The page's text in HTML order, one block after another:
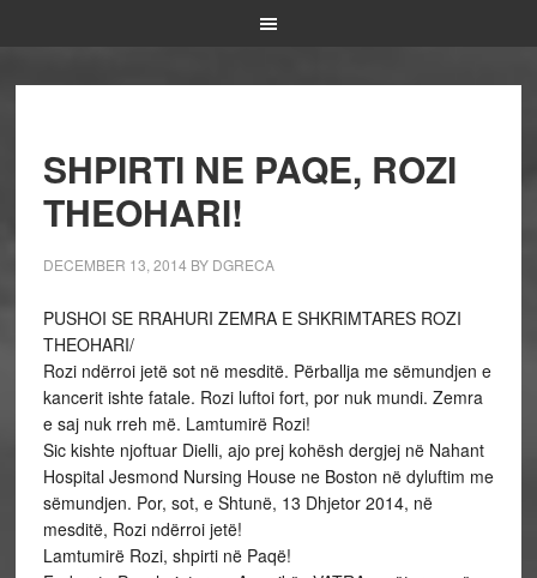
SHPIRTI NE PAQE, ROZI
THEOHARI!
DECEMBER 13, 2014 BY DGRECA
PUSHOI SE RRAHURI ZEMRA E SHKRIMTARES ROZI
THEOHARI/
Rozi ndërroi jetë sot në mesditë. Përballja me sëmundjen e
kancerit ishte fatale. Rozi luftoi fort, por nuk mundi. Zemra
e saj nuk rreh më. Lamtumirë Rozi!
Sic kishte njoftuar Dielli, ajo prej kohësh dergjej në Nahant
Hospital Jesmond Nursing House ne Boston në dyluftim me
sëmundjen. Por, sot, e Shtunë, 13 Dhjetor 2014, në
mesditë, Rozi ndërroi jetë!
Lamtumirë Rozi, shpirti në Paqë!